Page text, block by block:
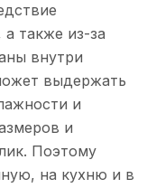
также из-за
внутри
выдержать
и
и
Поэтому
на кухню и в